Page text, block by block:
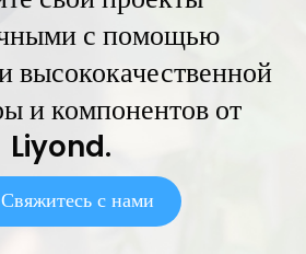
с помощью
высококачественной
и компонентов от
Liyond.
Свяжитесь с нами